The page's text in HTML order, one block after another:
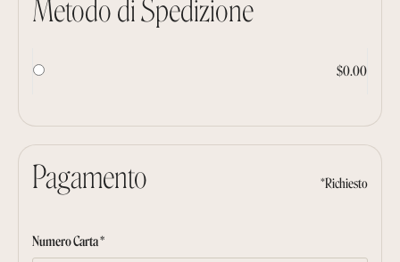
Metodo di Spedizione
$0.00
Pagamento *Richiesto
Numero Carta *